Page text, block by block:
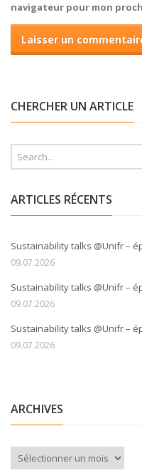
navigateur pour mon
CHERCHER UN ARTICLE
ARTICLES RÉCENTS
Sustainability talks @Unifr –
09.07.2026
Sustainability talks @Unifr –
09.07.2026
Sustainability talks @Unifr –
09.07.2026
ARCHIVES
Archives